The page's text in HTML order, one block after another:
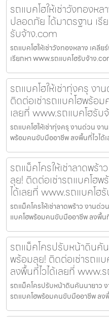
รถแบคโฮให้เช่าวังทองห
ปลอดภัย ได้มาตรฐาน เ
รับจ้าง.com
รถแบคโฮให้เช่าวังทองหลาง เคลี
เรียกหา www.รถแบคโฮรับจ้าง
รถแบคโฮให้เช่าทุ่งครุ งา
ติดต่อเช่ารถแบคโฮพร้อ
เลยที่ www.รถแบคโฮรับ
รถแบคโฮให้เช่าทุ่งครุ งานด่วน งา
พร้อมคนขับมืออาชีพ ลงพื้นที่ไวได้
รถแม็คโครให้เช่าลาดพร้า
ลุย! ติดต่อเช่ารถแบคโฮ
ได้เลยที่ www.รถแบคโฮ
รถแม็คโครให้เช่าลาดพร้าว งานด่
แบคโฮพร้อมคนขับมืออาชีพ ลงพื้น
รถแม็คโครปรับหน้าดินคัน
พร้อมลุย! ติดต่อเช่ารถแ
ลงพื้นที่ไวได้เลยที่ www.
รถแม็คโครปรับหน้าดินคันนายาว ง
รถแบคโฮพร้อมคนขับมืออาชีพ ลง